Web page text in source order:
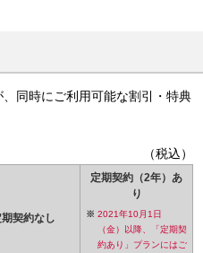
、同時にご利用可能な割引・特典
（税込）
期契約なし
定期契約（2年）あ
り
2021年10月1日
（金）以降、「定期契
約あり」プランにはご